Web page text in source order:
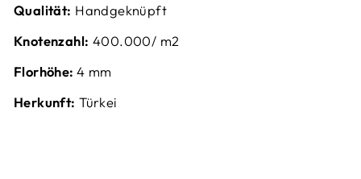
Qualität: Handgeknüpft
Knotenzahl: 400.000/ m2
Florhöhe: 4 mm
Herkunft: Türkei